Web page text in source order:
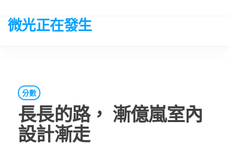
微光正在發生
分數
長長的路， 漸億嵐室內
設計漸走